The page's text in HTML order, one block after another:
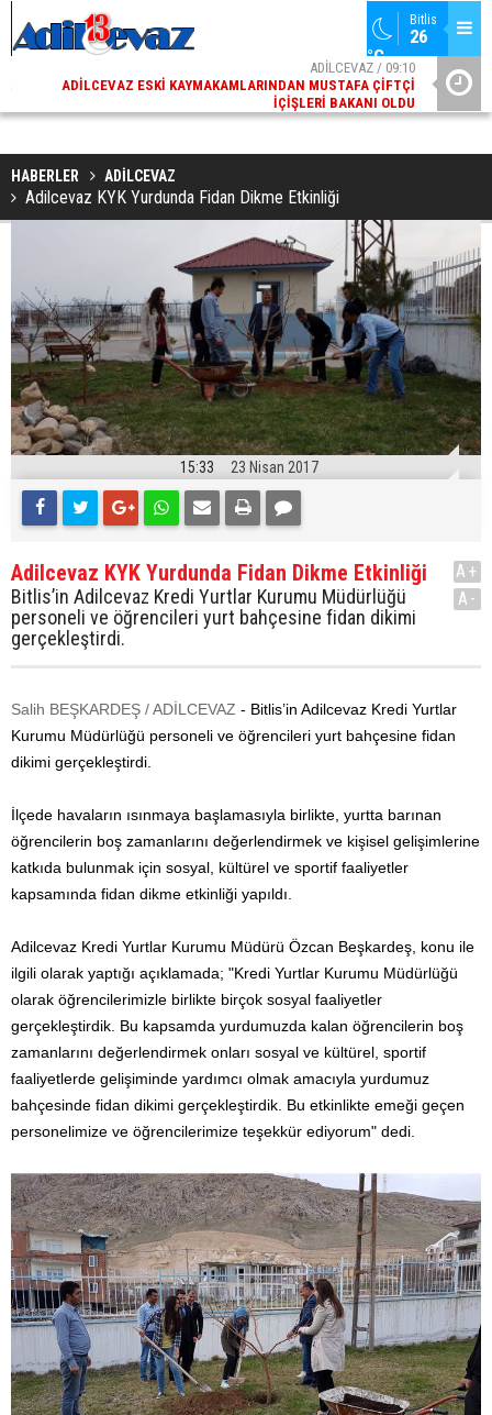
Bitlis
26
°C
ADİLCEVAZ / 09:10
ADILCEVAZ ESKI KAYMAKAMLARINDAN MUSTAFA ÇIFTÇI
İÇIŞLERI BAKANI OLDU
HABERLER ADİLCEVAZ
Adilcevaz KYK Yurdunda Fidan Dikme Etkinliği
15:33 23 Nisan 2017
Adilcevaz KYK Yurdunda Fidan Dikme Etkinliği
Bitlis’in Adilcevaz Kredi Yurtlar Kurumu Müdürlüğü
personeli ve öğrencileri yurt bahçesine fidan dikimi
gerçekleştirdi.
A+
A-
Salih BEŞKARDEŞ / ADİLCEVAZ - Bitlis’in Adilcevaz Kredi Yurtlar
Kurumu Müdürlüğü personeli ve öğrencileri yurt bahçesine fidan
dikimi gerçekleştirdi.
İlçede havaların ısınmaya başlamasıyla birlikte, yurtta barınan
öğrencilerin boş zamanlarını değerlendirmek ve kişisel gelişimlerine
katkıda bulunmak için sosyal, kültürel ve sportif faaliyetler
kapsamında fidan dikme etkinliği yapıldı.
Adilcevaz Kredi Yurtlar Kurumu Müdürü Özcan Beşkardeş, konu ile
ilgili olarak yaptığı açıklamada; "Kredi Yurtlar Kurumu Müdürlüğü
olarak öğrencilerimizle birlikte birçok sosyal faaliyetler
gerçekleştirdik. Bu kapsamda yurdumuzda kalan öğrencilerin boş
zamanlarını değerlendirmek onları sosyal ve kültürel, sportif
faaliyetlerde gelişiminde yardımcı olmak amacıyla yurdumuz
bahçesinde fidan dikimi gerçekleştirdik. Bu etkinlikte emeği geçen
personelimize ve öğrencilerimize teşekkür ediyorum" dedi.